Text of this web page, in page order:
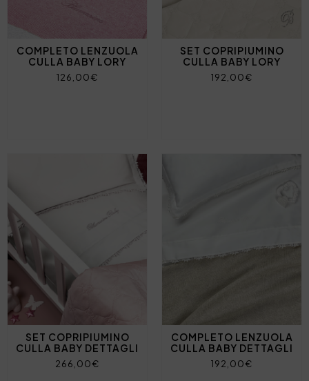
COMPLETO LENZUOLA
CULLA BABY LORY
126,00€
SET COPRIPIUMINO
CULLA BABY LORY
192,00€
SET COPRIPIUMINO
CULLA BABY DETTAGLI
266,00€
COMPLETO LENZUOLA
CULLA BABY DETTAGLI
192,00€